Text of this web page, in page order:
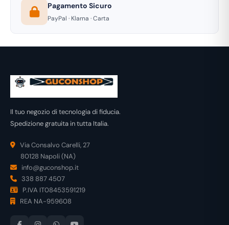
Pagamento Sicuro
PayPal · Klarna · Carta
Il tuo negozio di tecnologia di fiducia.
Spedizione gratuita in tutta Italia.
Via Consalvo Carelli, 27
80128 Napoli (NA)
info@guconshop.it
338 887 4507
P.IVA IT08453591219
REA NA-959608